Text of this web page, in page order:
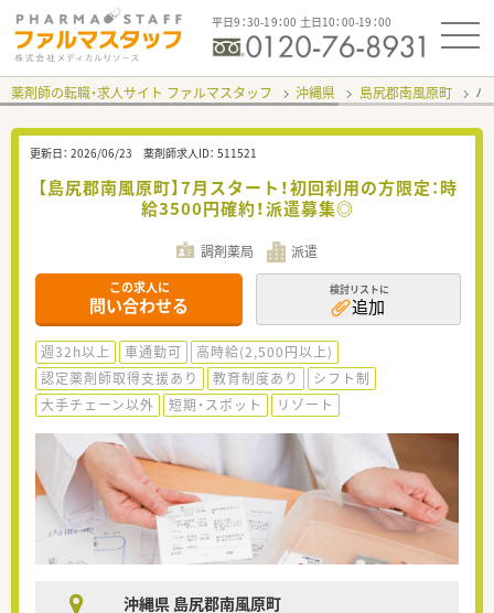
平日9：30-19：00 土日10：00-19：00
薬剤師の転職・求人サイト ファルマスタッフ 沖縄県 島尻郡南風原町 ハ
更新日： 2026/06/23 薬剤師求人ID： 511521
【島尻郡南風原町】7月スタート！初回利用の方限定：時
給3500円確約！派遣募集◎
調剤薬局 派遣
この求人に
問い合わせる
検討リストに
追加
週32h以上 車通勤可
高時給(2,500円以上)
認定薬剤師取得支援あり
教育制度あり
シフト制
大手チェーン以外
短期・スポット リゾート
沖縄県 島尻郡南風原町